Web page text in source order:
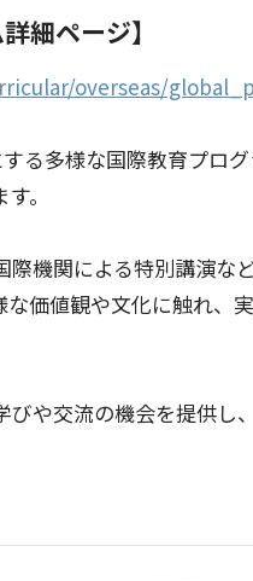
細ページ】
overseas/
る多様な国際教育プロ
。
機関による特別講演な
価値観や文化に触れ、
や交流の機会を提供し